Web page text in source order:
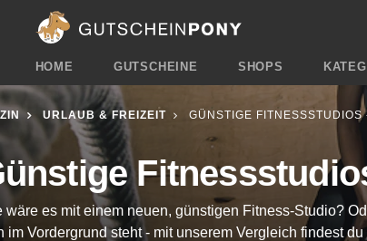
HOME GUTSCHEINE SHOPS
wäre es mit einem neuen, günstigen Fitness-Studio?
im Vordergrund steht - mit unserem Vergleich findest
URLAUB & FREIZEIT GÜNSTIGE